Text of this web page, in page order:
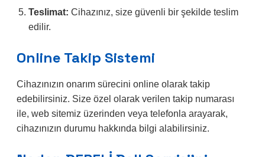
Teslimat: Cihazınız, size güvenli bir şekilde teslim
edilir.
Online Takip Sistemi
Cihazınızın onarım sürecini online olarak takip
edebilirsiniz. Size özel olarak verilen takip numarası
ile, web sitemiz üzerinden veya telefonla arayarak,
cihazınızın durumu hakkında bilgi alabilirsiniz.